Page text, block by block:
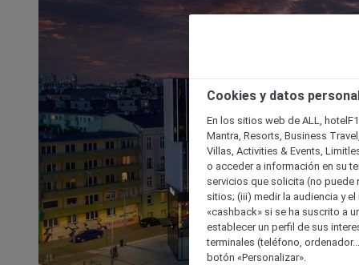
Cookies y datos
En los sitios web de ALL,
Mantra, Resorts, Business
Villas, Activities & Events,
o acceder a información en su
servicios que solicita (no puede
sitios; (iii) medir la audiencia y
«cashback» si se ha suscrito a
establecer un perfil de sus
terminales (teléfono,
botón «Personalizar».